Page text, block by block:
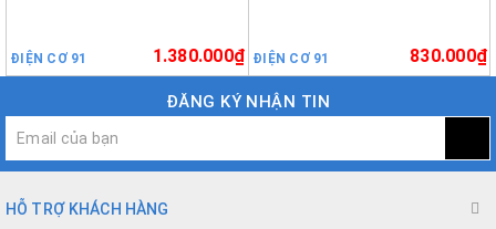
ĐIỆN CƠ 91 1.380.000₫ ĐIỆN CƠ 91 830.000₫
ĐĂNG KÝ NHẬN TIN
HỖ TRỢ KHÁCH HÀNG